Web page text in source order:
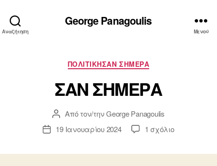
Αναζήτηση
George Panagoulis
Μενού
Κατηγορίες
ΠΟΛΙΤΙΚΗΣΑΝ ΣΗΜΕΡΑ
ΣΑΝ ΣΗΜΕΡΑ
Συντάκτης
άρθρου
Από τον/τηνGeorge Panagoulis
Ημ.19 Ιανουαρίου 2024 1 σχόλιοστο